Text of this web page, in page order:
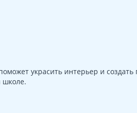
украсить интерьер и
школе.